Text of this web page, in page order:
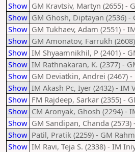
Show GM Kravtsiv, Martyn (2655) -
Show GM Ghosh, Diptayan (2536) -
Show GM Tukhaev, Adam (2551) -
Show GM Amonatov, Farrukh
Show IM Shyaamnikhil, P (2401) -
Show IM Rathnakaran, K. (2377) -
Show GM Deviatkin, Andrei (2467)
Show IM Akash Pc, Iyer (2432) - IM
Show FM Rajdeep, Sarkar (2355) -
Show CM Aronyak, Ghosh (2294) -
Show GM Sandipan, Chanda
Show Patil, Pratik (2259) - GM
Show IM Ravi, Teja S. (2338) - IM